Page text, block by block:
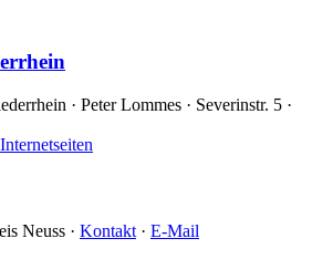
· Peter Lommes · Severinstr. 5 ·
Neuss · Kontakt · E-Mail